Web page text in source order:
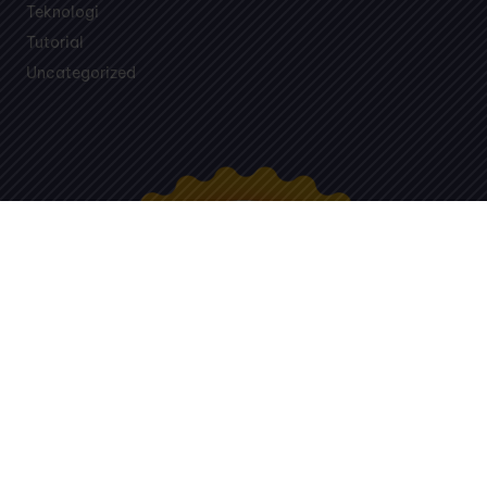
Teknologi
Tutorial
Uncategorized